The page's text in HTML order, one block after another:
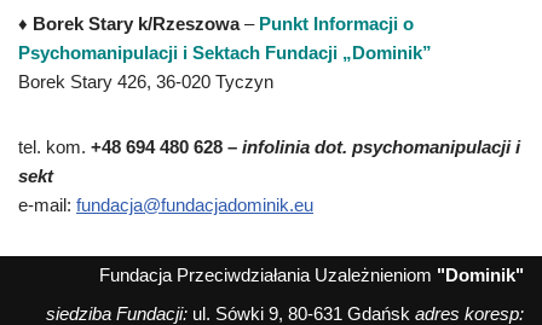
♦ Borek Stary k/Rzeszowa– Punkt Informacji o
Psychomanipulacji i Sektach Fundacji „Dominik”
Borek Stary 426, 36-020 Tyczyn
tel. kom. +48 694 480 628 – infolinia dot. psychomanipulacji i
sekt
e-mail: fundacja@fundacjadominik.eu
Fundacja Przeciwdziałania Uzależnieniom "Dominik"
siedziba Fundacji: ul. Sówki 9, 80-631 Gdańsk adres koresp: